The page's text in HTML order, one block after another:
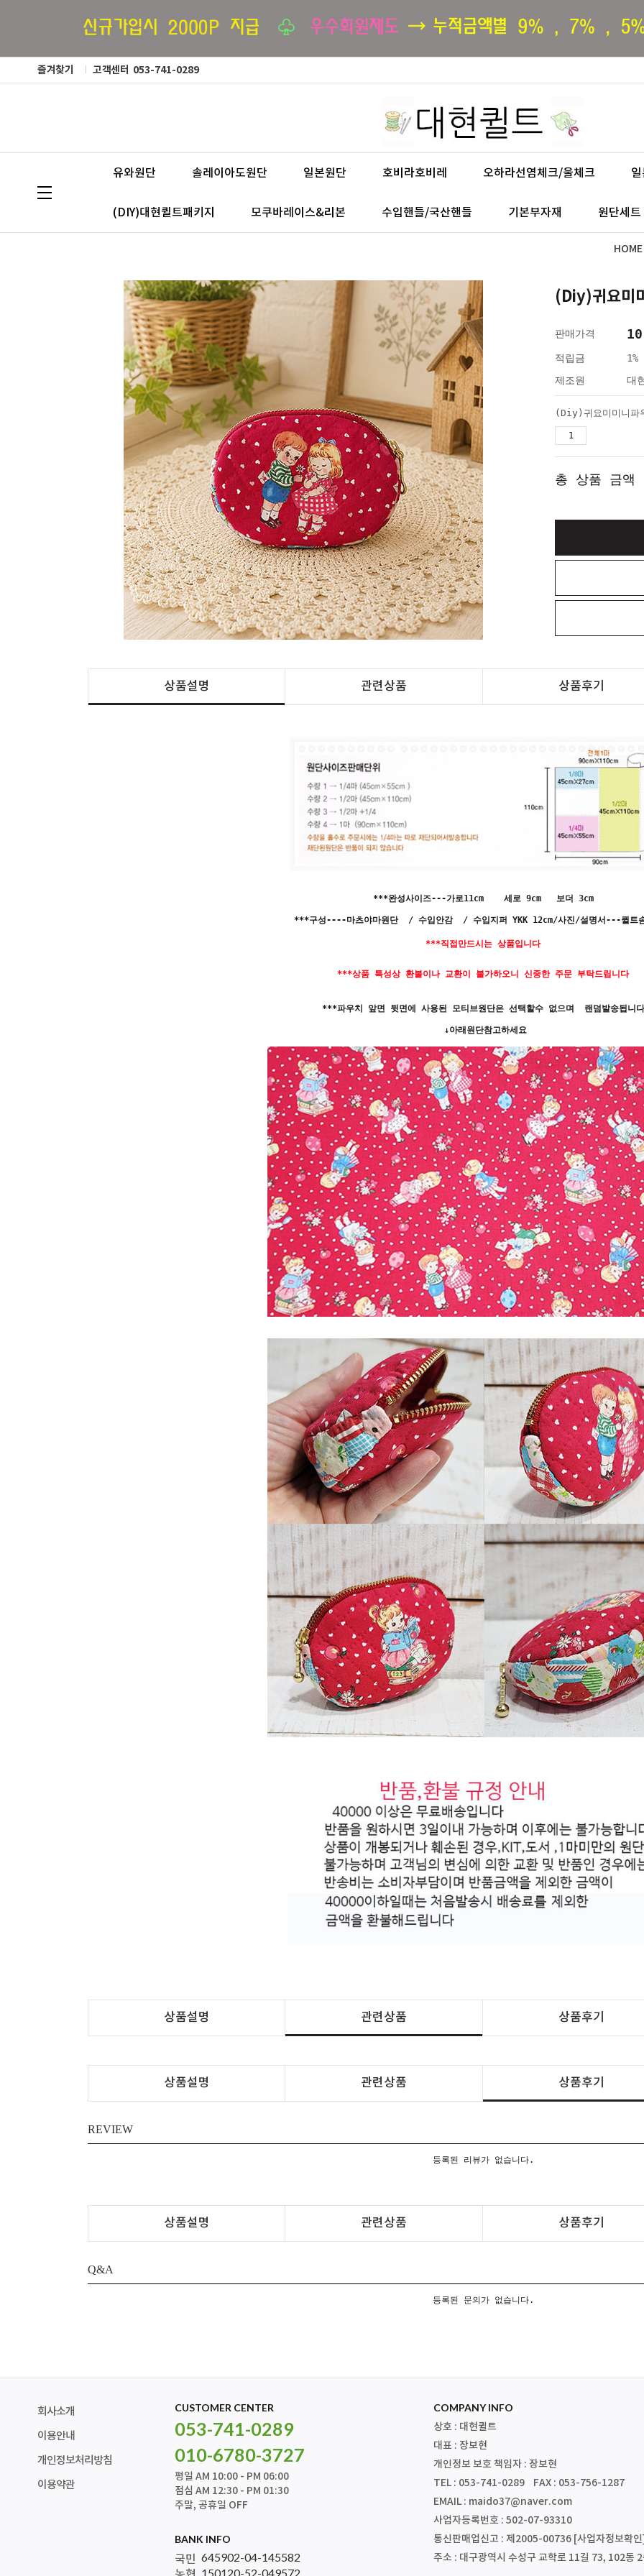
즐겨찾기 고객센터 053-741-0289
유와원단 솔레이아도원단 일본원단 호비라호비레 오하라선염체크/울체크
(DIY)대현퀼트패키지 모쿠바레이스&리본 수입핸들/국산핸들 기본부자재 원단세트
HOME
(Diy)귀요미
판매가격
적립금
1%
제조원
대
(Diy)귀요미미니파
총 상품 금액
상품설명 관련상품 상품후기
***완성사이즈---가로11cm 세로 9cm 보더 3cm
***구성----마츠야마원단 / 수입안감 / 수입지퍼 YKK 12cm/사진/설명서---퀼트
***직접만드시는 상품입니다
***상품 특성상 환불이나 교환이 불가하오니 신중한 주문 부탁드립니다
***파우치 앞면 뒷면에 사용된 모티브원단은 선택할수 없으며 랜덤발송됩니다
↓아래원단참고하세요
상품설명 관련상품 상품후기
상품설명 관련상품 상품후기
REVIEW
등록된 리뷰가 없습니다.
상품설명 관련상품 상품후기
Q&A
등록된 문의가 없습니다.
회사소개
이용안내
개인정보처리방침
이용약관
CUSTOMER CENTER
053-741-0289
010-6780-3727
평일 AM 10:00 - PM 06:00
점심 AM 12:30 - PM 01:30
주말, 공휴일 OFF
BANK INFO
국민 645902-04-145582
150120-52-049572
COMPANY INFO
상호 : 대현퀼트
대표 : 장보현
개인정보 보호 책임자 : 장보현
TEL : 053-741-0289 FAX : 053-756-1287
EMAIL : maido37@naver.com
사업자등록번호 : 502-07-93310
통신판매업신고 : 제2005-00736 [사업자정보확
주소 : 대구광역시 수성구 교학로 11길 73, 102동